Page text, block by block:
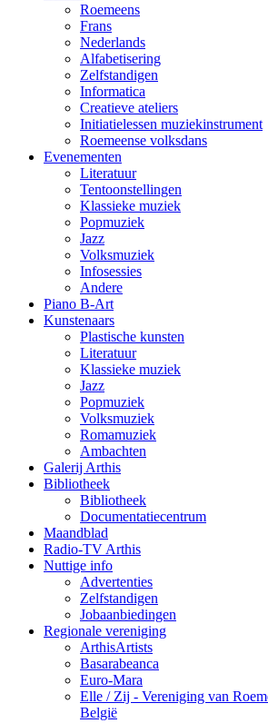
Roemeens
Frans
Nederlands
Alfabetisering
Zelfstandigen
Informatica
Creatieve ateliers
Initiatielessen muziekinstrument
Roemeense volksdans
Evenementen
Literatuur
Tentoonstellingen
Klassieke muziek
Popmuziek
Jazz
Volksmuziek
Infosessies
Andere
Piano B-Art
Kunstenaars
Plastische kunsten
Literatuur
Klassieke muziek
Jazz
Popmuziek
Volksmuziek
Romamuziek
Ambachten
Galerij Arthis
Bibliotheek
Bibliotheek
Documentatiecentrum
Maandblad
Radio-TV Arthis
Nuttige info
Advertenties
Zelfstandigen
Jobaanbiedingen
Regionale vereniging
ArthisArtists
Basarabeanca
Euro-Mara
Elle / Zij - Vereniging van
België